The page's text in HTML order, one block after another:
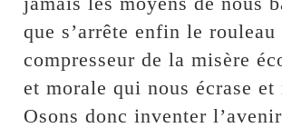
que s’arrête enfin le rouleau
compresseur de la misère
et morale qui nous écrase
Osons donc inventer